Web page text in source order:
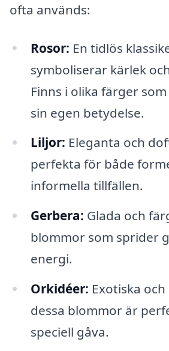
ofta används:
Rosor: En tidlös
symboliserar kärlek
Finns i olika färger
sin egen betydelse.
Liljor: Eleganta och
perfekta för både
informella tillfällen.
Gerbera: Glada och
blommor som sprider
energi.
Orkidéer: Exotiska
dessa blommor är
speciell gåva.